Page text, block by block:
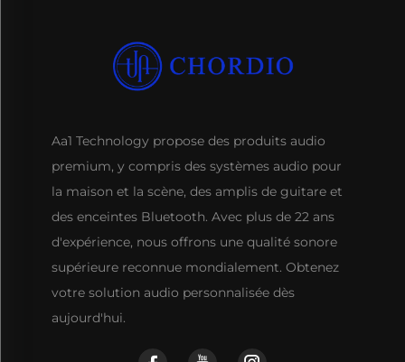
Aa1 Technology propose des produits audio
premium, y compris des systèmes audio pour
la maison et la scène, des amplis de guitare et
des enceintes Bluetooth. Avec plus de 22 ans
d'expérience, nous offrons une qualité sonore
supérieure reconnue mondialement. Obtenez
votre solution audio personnalisée dès
aujourd'hui.